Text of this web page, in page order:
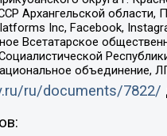
Архангельской
Inc, Facebook,
Всетатарское
объединение,
ru/documents/7822/